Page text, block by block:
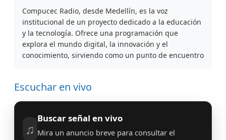
Compucec Radio, desde Medellín, es la voz
institucional de un proyecto dedicado a la educación
y la tecnología. Ofrece una programación que
explora el mundo digital, la innovación y el
conocimiento, sirviendo como un punto de encuentro
Escuchar en vivo
♫
Buscar señal en vivo
Mira un anuncio breve para consultar el